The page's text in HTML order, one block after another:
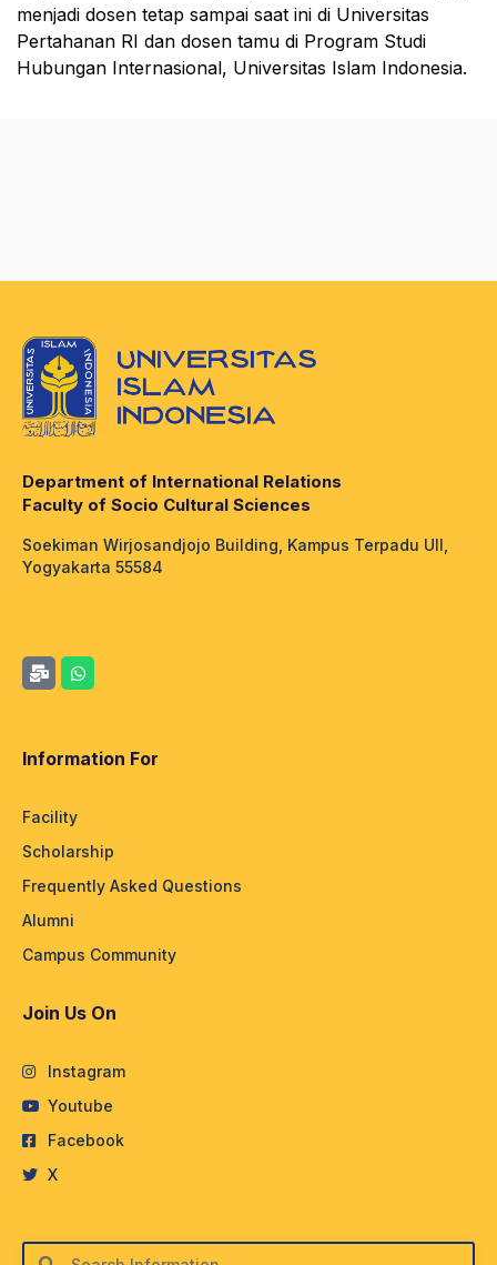
menjadi dosen tetap sampai saat ini di Universitas
Pertahanan RI dan dosen tamu di Program Studi
Hubungan Internasional, Universitas Islam Indonesia.
Department of International Relations
Faculty of Socio Cultural Sciences
Soekiman Wirjosandjojo Building, Kampus Terpadu UII,
Yogyakarta 55584
Information For
Facility
Scholarship
Frequently Asked Questions
Alumni
Campus Community
Join Us On
Instagram
Youtube
Facebook
X